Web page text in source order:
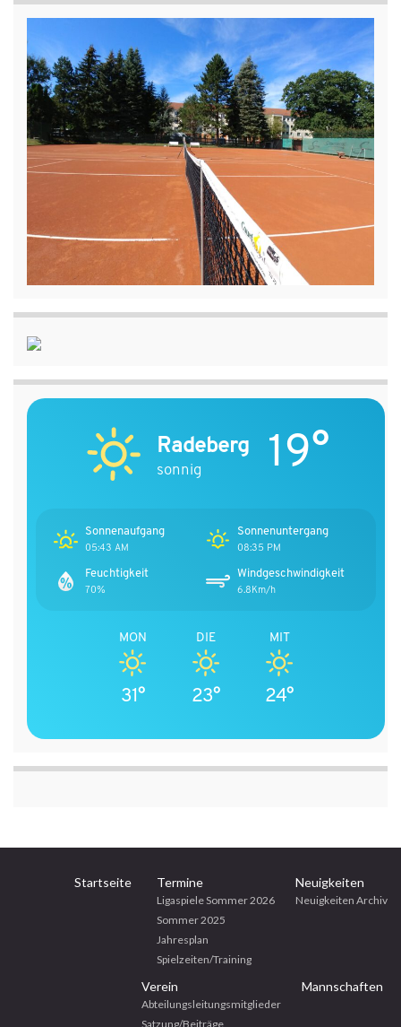
Radeberg
sonnig 19°
Sonnenaufgang
05:43 AM
Sonnenuntergang
08:35 PM
Feuchtigkeit
70%
Windgeschwindigkeit
6.8Km/h
MON
31°
DIE
23°
MIT
24°
Startseite Termine
Ligaspiele Sommer 2026
Sommer 2025
Jahresplan
Spielzeiten/Training
Neuigkeiten
Neuigkeiten Archiv
Verein
Abteilungsleitungsmitglieder
Satzung/Beiträge
Mannschaften